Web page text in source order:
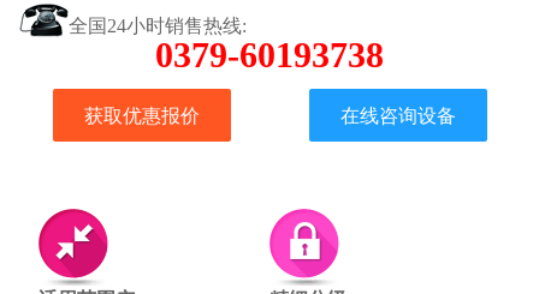
全国24小时销售热线:
0379-60193738
获取优惠报价 在线咨询设备